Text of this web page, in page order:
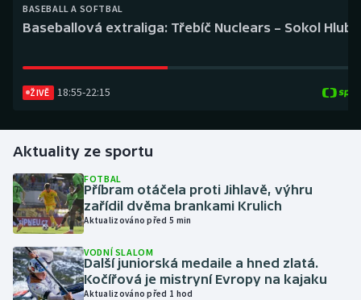
Florbal
Golf
Gymnastika
Házená
Jezdectví
Judo
Krasobruslení
BASEBALL A SOFTBAL
Baseballová extraliga: Třebíč Nuclears – Sokol
ŽIVĚ 18:55-22:15
Aktuality ze sportu
FOTBAL
Příbram otáčela proti Jihlavě, výhru
zařídil dvěma brankami Krulich
Aktualizováno před 5 min
VODNÍ SLALOM
Další juniorská medaile a hned zlatá.
Kočířová je mistryní Evropy na kajaku
Aktualizováno před 1 hod